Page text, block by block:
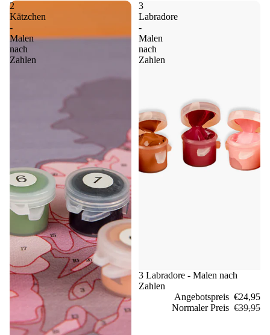
2
Kätzchen
-
Malen
nach
Zahlen
3
Labradore
-
Malen
nach
Zahlen
Sale
3 Labradore - Malen nach
Zahlen
Angebotspreis €24,95
Normaler Preis €39,95